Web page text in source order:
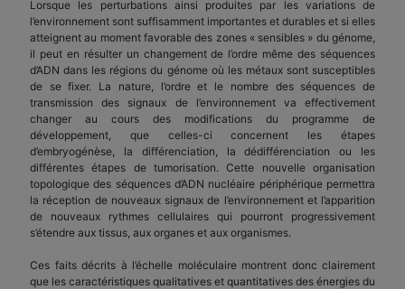
Lorsque les perturbations ainsi produites par les variations de
l’environnement sont suffisamment importantes et durables et si elles
atteignent au moment favorable des zones « sensibles » du génome,
il peut en résulter un changement de l’ordre même des séquences
d’ADN dans les régions du génome où les métaux sont susceptibles
de se fixer. La nature, l’ordre et le nombre des séquences de
transmission des signaux de l’environnement va effectivement
changer au cours des modifications du programme de
développement, que celles-ci concernent les étapes
d’embryogénèse, la différenciation, la dédifférenciation ou les
différentes étapes de tumorisation. Cette nouvelle organisation
topologique des séquences d’ADN nucléaire périphérique permettra
la réception de nouveaux signaux de l’environnement et l’apparition
de nouveaux rythmes cellulaires qui pourront progressivement
s’étendre aux tissus, aux organes et aux organismes.
Ces faits décrits à l’échelle moléculaire montrent donc clairement
que les caractéristiques qualitatives et quantitatives des énergies du